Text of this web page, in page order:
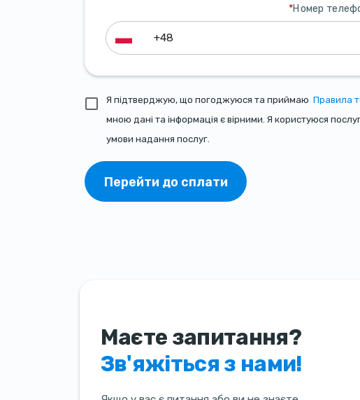
Номер
*
Я підтверджую, що погоджуюся та приймаю Правила
мною дані та інформація є вірними. Я користуюся
умови надання послуг.
Перейти до сплати
Маєте запитання?
Зв'яжіться з нами!